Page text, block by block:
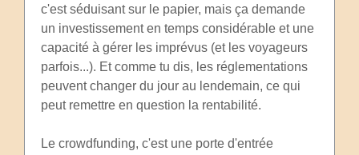
c'est séduisant sur le papier, mais ça demande
un investissement en temps considérable et une
capacité à gérer les imprévus (et les voyageurs
parfois...). Et comme tu dis, les réglementations
peuvent changer du jour au lendemain, ce qui
peut remettre en question la rentabilité.
Le crowdfunding, c'est une porte d'entrée